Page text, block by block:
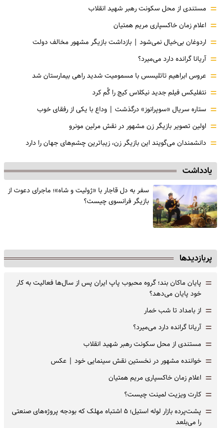
= مستندی از محل سکونت رهبر شهید انقلاب
= اعلام زمان خاکسپاری مریم همتیان
= اردوغان بی‌خیال نمی‌شود | بازداشت بازیگر مشهور مخالف دولت
= آریانا گرانده دارد می‌میرد؟
= عروس ابراهیم تاتلیسس با مسمومیت شدید راهی بیمارستان شد
= نتفلیکس فیلم جدید نیکلاس کیج را گُم کرد
= ستاره سریال «سوپرانوز» درگذشت | وداع با یکی از رفقای خوب
= اولین تصویر بازیگر زن مشهور در نقش مرلین مونرو
= دانشمندان می‌گویند این بازیگر زن، زیباترین چشم‌های جهان را دارد
یادداشت
سفر به دل قاجار با «ژولیت و شاه»؛ ماجرای دعوت از
‌بازیگر فرانسوی چیست؟
پربازدیدها
= پایان ماکان بند؛ گروه محبوب پاپ ایران پس از سال‌ها فعالیت به کار
خود پایان می‌دهد؟
= از بامداد تا شب خمار
= آریانا گرانده دارد می‌میرد؟
= مستندی از محل سکونت رهبر شهید انقلاب
= خواننده مشهور در نخستین نقش سینمایی خود |‌ عکس
= اعلام زمان خاکسپاری مریم همتیان
= کارت ویزیت لمینت چیست؟
=
پشت‌پرده بازار لوله استیل؛ ۵ اشتباه مهلک که بودجه پروژه‌های صنعتی
را می‌بلعد